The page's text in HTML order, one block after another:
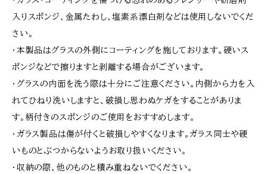
入りスポンジ、金属たわし、塩素系漂白剤などは使用しないでくだ
さい。
・本製品はグラスの外側にコーティングを施しております。硬いス
ポンジなどで擦りますと剥離する場合がございます。
・グラスの内面を洗う際は十分にご注意ください。内側から力を入
れてひねり洗いしますと、破損し思わぬケガをすることがありま
す。柄付きのスポンジのご使用をおすすめします。
・ガラス製品は傷が付くと破損しやすくなります。ガラス同士や硬
いものとぶつからないようお取り扱いください。
・収納の際、他のものと積み重ねないでください。